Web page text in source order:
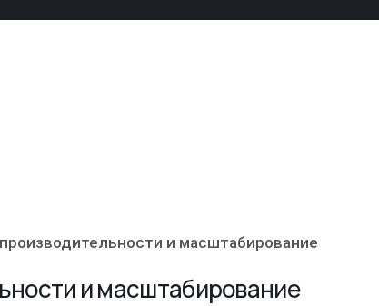
и масштабирование
и масштабирование